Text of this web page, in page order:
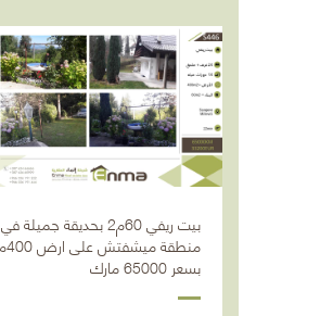
بيت ريفي 60م2 بحديقة جميلة في
بسعر 65000 مارك